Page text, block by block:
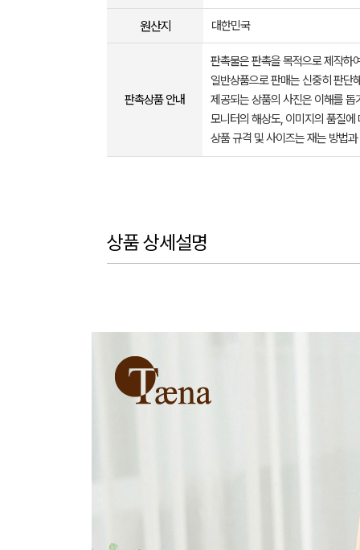
원산지 대한민국
판촉상품 안내
판촉물은 판촉을 목적으로 제작하
일반상품으로 판매는 신중히 판단
제공되는 상품의 사진은 이해를
모니터의 해상도, 이미지의 품질
상품 규격 및 사이즈는 재는 방법
상품 상세설명